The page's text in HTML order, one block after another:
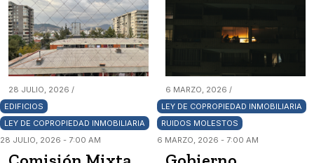
28 JULIO, 2026 /
EDIFICIOS
LEY DE COPROPIEDAD INMOBILIARIA
28 JULIO, 2026 - 7:00 AM
6 MARZO, 2026 /
LEY DE COPROPIEDAD INMOBILIARIA
RUIDOS MOLESTOS
6 MARZO, 2026 - 7:00 AM